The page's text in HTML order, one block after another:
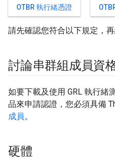
OTBR 執行緒憑證
請先確認您符合以下規定，再
討論串群組成員資
如要下載及使用 GRL 執行緒
品來申請認證，您必須具備
成員。
硬體